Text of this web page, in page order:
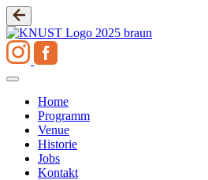
Zum
Inhalt
springen
Home
Programm
Venue
Historie
Jobs
Kontakt